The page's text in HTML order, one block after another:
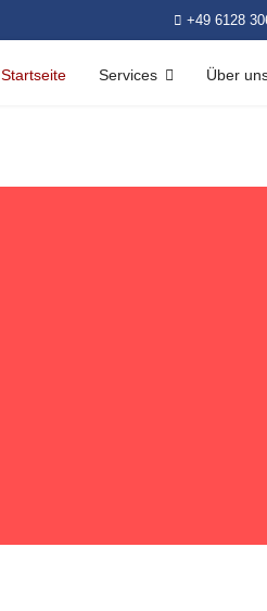
+49 6128
Startseite Services Über